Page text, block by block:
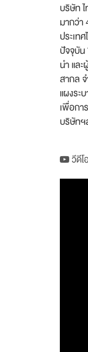
บริษัท
มากว่า
ประเท
ปัจจุบัน
นำ แล
สากล
แผงระ
เพื่อกา
บริษัทฯ
วีดีโ